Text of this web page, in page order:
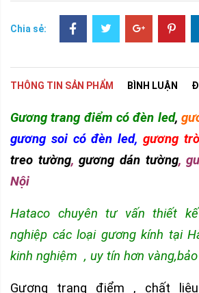
Chia sẻ:
THÔNG TIN SẢN PHẨM BÌNH LUẬN
Gương trang điểm có đèn led,
gương soi có đèn led, gương
treo tường,gương dán tường,
Nội
Hataco chuyên tư vấn thiết
nghiệp các loại gương kính tại
kinh nghiệm , uy tín hơn
Gương trang điểm , chất